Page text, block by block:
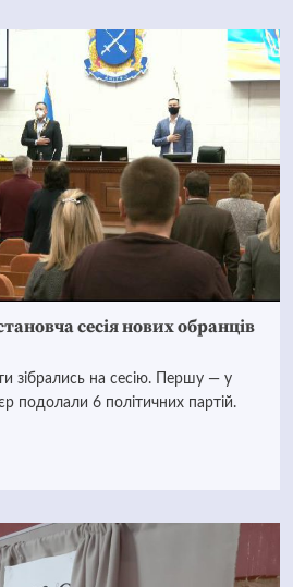
сесія нових обранців
зібрались на сесію. Першу — у
подолали 6 політичних партій.